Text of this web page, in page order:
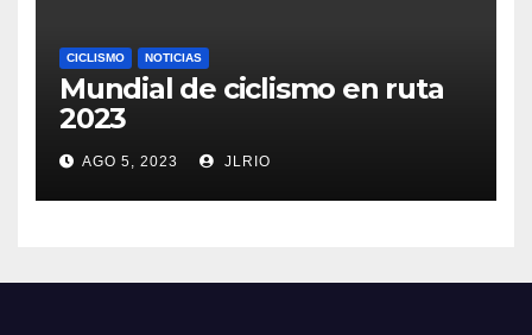
CICLISMO NOTICIAS
Mundial de ciclismo en ruta
2023
AGO 5, 2023 JLRIO